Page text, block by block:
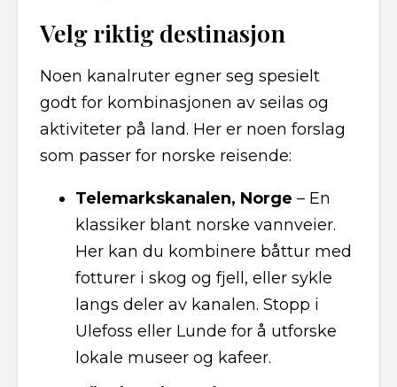
Velg riktig destinasjon
Noen kanalruter egner seg spesielt
godt for kombinasjonen av seilas og
aktiviteter på land. Her er noen forslag
som passer for norske reisende:
Telemarkskanalen, Norge – En
klassiker blant norske vannveier.
Her kan du kombinere båttur med
fotturer i skog og fjell, eller sykle
langs deler av kanalen. Stopp i
Ulefoss eller Lunde for å utforske
lokale museer og kafeer.